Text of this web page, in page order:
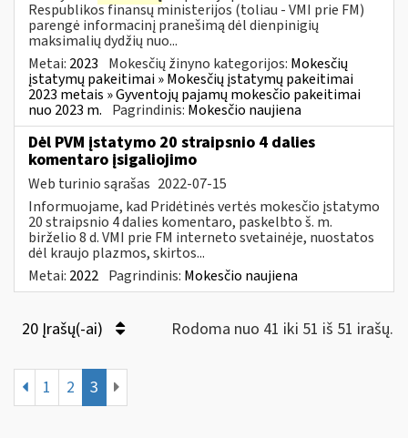
Respublikos finansų ministerijos (toliau - VMI prie FM)
parengė informacinį pranešimą dėl dienpinigių
maksimalių dydžių nuo...
Metai: 2023 Mokesčių žinyno kategorijos: Mokesčių
įstatymų pakeitimai » Mokesčių įstatymų pakeitimai
2023 metais » Gyventojų pajamų mokesčio pakeitimai
nuo 2023 m. Pagrindinis: Mokesčio naujiena
Dėl PVM įstatymo 20 straipsnio 4 dalies
komentaro įsigaliojimo
Web turinio sąrašas 2022-07-15
Informuojame, kad Pridėtinės vertės mokesčio įstatymo
20 straipsnio 4 dalies komentaro, paskelbto š. m.
birželio 8 d. VMI prie FM interneto svetainėje, nuostatos
dėl kraujo plazmos, skirtos...
Metai: 2022 Pagrindinis: Mokesčio naujiena
20 Įrašų(-ai) Rodoma nuo 41 iki 51 iš 51 irašų.
1 2 3